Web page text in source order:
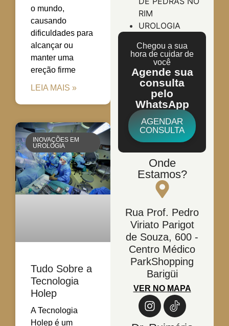
o mundo,
causando
dificuldades para
alcançar ou
manter uma
ereção firme
LEIA MAIS »
INOVAÇÕES EM
UROLOGIA
Tudo Sobre a
Tecnologia
Holep
A Tecnologia
Holep é um
RIM
UROLOGIA
Chegou a sua
hora de cuidar de
você
Agende sua
consulta
pelo
WhatsApp
AGENDAR
CONSULTA
Onde
Estamos?
Rua Prof. Pedro
Viriato Parigot
de Souza, 600 -
Centro Médico
ParkShopping
Barigüi
VER NO MAPA